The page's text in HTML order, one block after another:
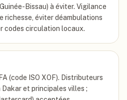
Bissau) à éviter. Vigilance
richesse, éviter déambulations
codes circulation locaux.
(code ISO XOF). Distributeurs
et principales villes ;